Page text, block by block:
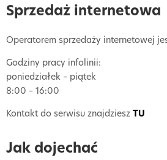
Sprzedaż internetowa
Operatorem sprzedaży internetowej
Godziny pracy infolinii:
poniedziałek – piątek
8:00 – 16:00
Kontakt do serwisu znajdziesz TU
Jak dojechać